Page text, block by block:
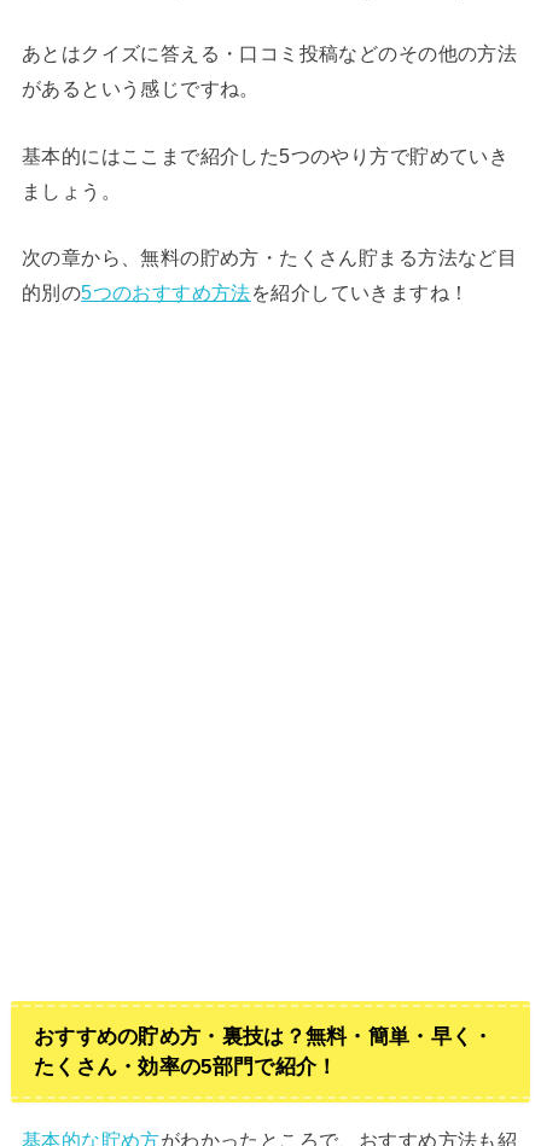
あとはクイズに答える・口コミ投稿などのその他の方法
があるという感じですね。
基本的にはここまで紹介した5つのやり方で貯めていき
ましょう。
次の章から、無料の貯め方・たくさん貯まる方法など目
的別の5つのおすすめ方法を紹介していきますね！
おすすめの貯め方・裏技は？無料・簡単・早く・
たくさん・効率の5部門で紹介！
基本的な貯め方がわかったところで、おすすめ方法も紹